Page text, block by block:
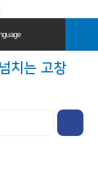
기
열기